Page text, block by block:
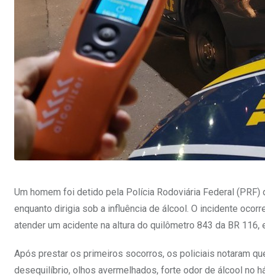
Um homem foi detido pela Polícia Rodoviária Federal
enquanto dirigia sob a influência de álcool. O incidente
atender um acidente na altura do quilômetro 843 da BR 116,
Após prestar os primeiros socorros, os policiais notaram
desequilíbrio, olhos avermelhados, forte odor de álcool no